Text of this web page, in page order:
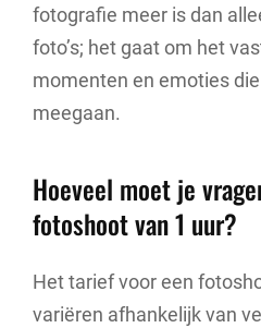
fotografie meer is dan
foto’s; het gaat om het
momenten en emoties
meegaan.
Hoeveel moet je
fotoshoot van 1 uur?
Het tarief voor een
variëren afhankelijk van